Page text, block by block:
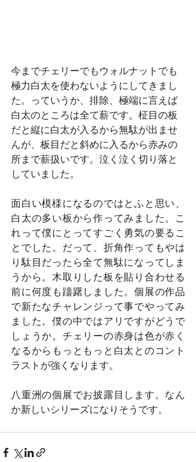
今までチェリーでもウォルナットでも
極力白太を使わないようにしてきまし
た。っていうか、排除、極端に言えば
白太のところは全て薪です。柾目の板
だと縦に白太が入るから無駄が出ませ
んが、板目だと斜めに入るから赤みの
所まで薪扱いです。泣く泣く切り落と
していました。
面白い模様になるのではとふと思い、
白太の多い板から作ってみました。こ
れって僕にとってすごく勇気の要るこ
とでした。だって、折角作ってもやは
り駄目だったら全て無駄になってしま
うから。木取りした板を貼り合わせる
前に何度も躊躇しました。個展の作品
で新たなチャレンジって事でやってみ
ました。僕の中ではアリですがどうで
しょうか。チェリーの赤身は色が赤く
なるからもっともっと白太とのコント
ラストが強くなります。
八重洲の個展でお披露目します。なん
か新しいシリーズになりそうです。